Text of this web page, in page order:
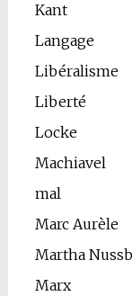
Kant
Langage
Libéralisme
Liberté
Locke
Machiavel
mal
Marc Aurèle
Martha
Marx